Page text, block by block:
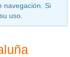
navegación. Si
uso.